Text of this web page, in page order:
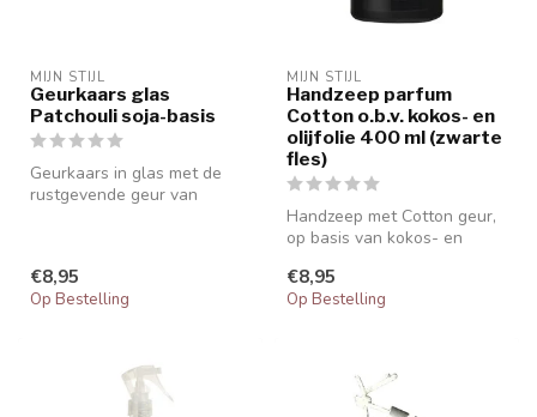
MIJN STIJL
Geurkaars glas
Patchouli soja-basis
Geurkaars in glas met de
rustgevende geur van
€8,95
Op Bestelling
MIJN STIJL
Handzeep parfum
Cotton o.b.v. kokos- en
olijfolie 400 ml (zwarte
fles)
Handzeep met Cotton geur,
op basis van kokos- en
€8,95
Op Bestelling